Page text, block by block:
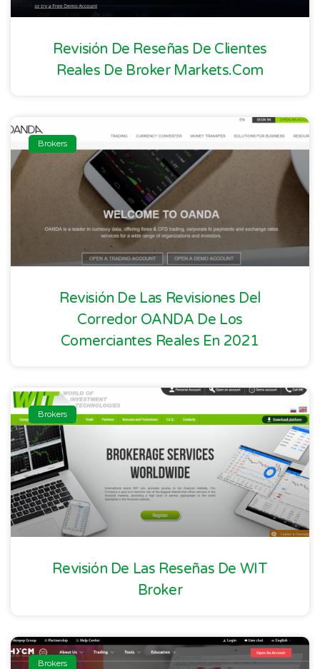
Revisión De Reseñas De Clientes
Reales De Broker Markets.com
Brokers
Revisión De Las Revisiones Del
Corredor OANDA De Los
Comerciantes Reales En 2021
Brokers
Revisión De Las Reseñas De WIT
Broker
Brokers